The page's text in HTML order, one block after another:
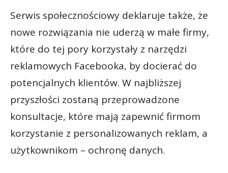
Serwis społecznościowy deklaruje także, że
nowe rozwiązania nie uderzą w małe firmy,
które do tej pory korzystały z narzędzi
reklamowych Facebooka, by docierać do
potencjalnych klientów. W najbliższej
przyszłości zostaną przeprowadzone
konsultacje, które mają zapewnić firmom
korzystanie z personalizowanych reklam, a
użytkownikom – ochronę danych.